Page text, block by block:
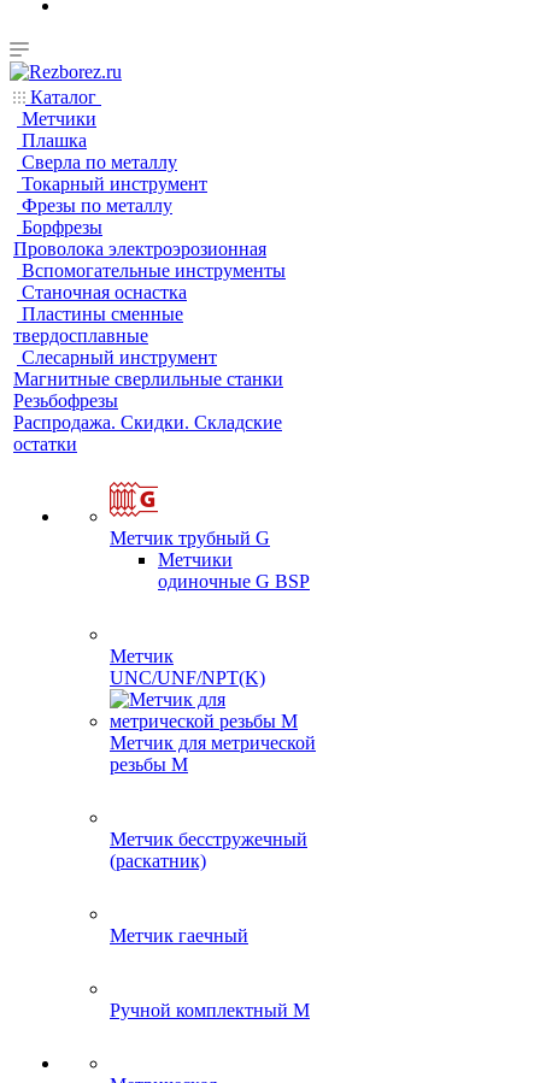
Каталог
Метчики
Плашка
Сверла по металлу
Токарный инструмент
Фрезы по металлу
Борфрезы
Проволока электроэрозионная
Вспомогательные инструменты
Станочная оснастка
Пластины сменные
твердосплавные
Слесарный инструмент
Магнитные сверлильные станки
Резьбофрезы
Распродажа. Скидки. Складские
остатки
Метчик трубный G
Метчики
одиночные G BSP
Метчик
UNC/UNF/NPT(K)
Метчик для метрической
резьбы M
Метчик бесстружечный
(раскатник)
Метчик гаечный
Ручной комплектный M